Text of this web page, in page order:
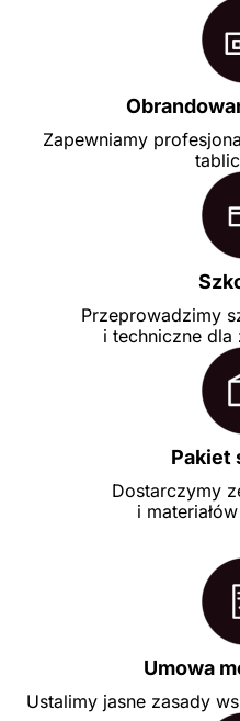
Zapewniamy
Przeprowadzimy
i techniczne dla
Pakiet
Dostarczymy
i
Umowa
Ustalimy jasne zasady